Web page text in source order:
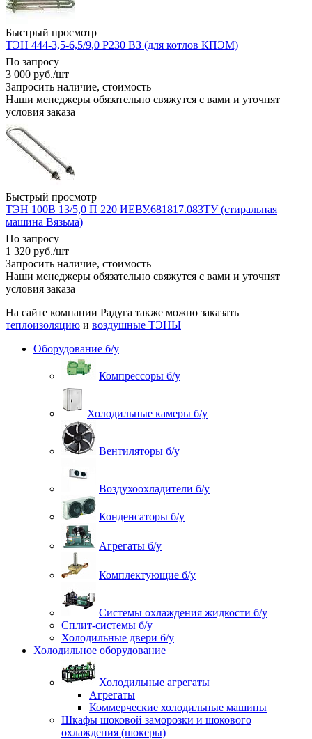
Быстрый просмотр
ТЭН 444-3,5-6,5/9,0 Р230 ВЗ (для котлов КПЭМ)
По запросу
3 000 руб./шт
Запросить наличие, стоимость
Наши менеджеры обязательно свяжутся с вами и уточнят
условия заказа
Быстрый просмотр
ТЭН 100В 13/5,0 П 220 ИЕВУ.681817.083ТУ (стиральная
машина Вязьма)
По запросу
1 320 руб./шт
Запросить наличие, стоимость
Наши менеджеры обязательно свяжутся с вами и уточнят
условия заказа
На сайте компании Радуга также можно заказать
теплоизоляцию и воздушные ТЭНЫ
Оборудование б/у
Компрессоры б/у
Холодильные камеры б/у
Вентиляторы б/у
Воздухоохладители б/у
Конденсаторы б/у
Агрегаты б/у
Комплектующие б/у
Системы охлаждения жидкости б/у
Сплит-системы б/у
Холодильные двери б/у
Холодильное оборудование
Холодильные агрегаты
Агрегаты
Коммерческие холодильные машины
Шкафы шоковой заморозки и шокового
охлаждения (шокеры)